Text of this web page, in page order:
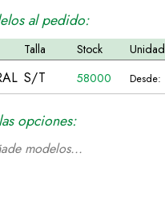
al pedido:
Talla Stock Unidad
S/T 58000 Desde:
opciones:
modelos...